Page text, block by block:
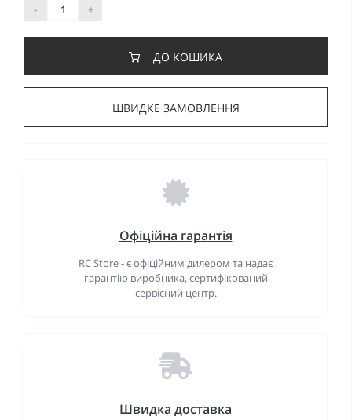
-
+
ДО КОШИКА
ШВИДКЕ ЗАМОВЛЕННЯ
Офіційна гарантія
RC Store - є офіційним дилером та надає
гарантію виробника, сертифікований
сервісний центр.
Швидка доставка